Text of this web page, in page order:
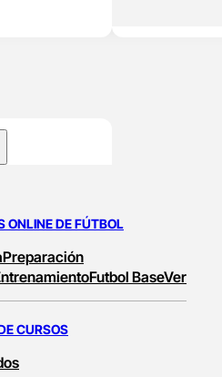
ONLINE DE FÚTBOL
Preparación
Futbol BaseVer
CURSOS